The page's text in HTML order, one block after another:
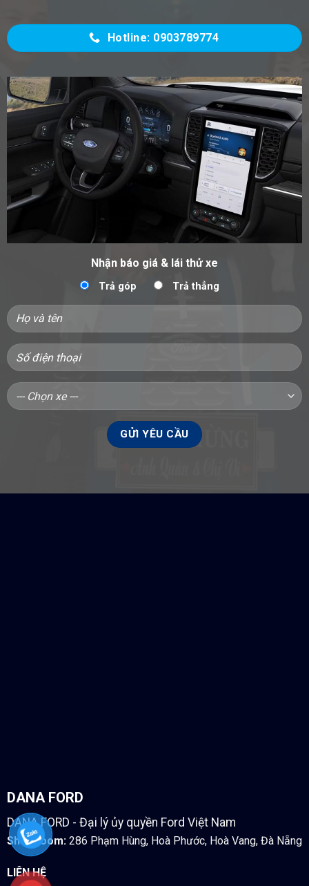
Hotline: 0903789774
Nhận báo giá & lái thử xe
Trả góp Trả thẳng
DANA FORD
DANA FORD - Đại lý ủy quyền Ford Việt Nam
Showroom: 286 Phạm Hùng, Hoà Phước, Hoà Vang, Đà Nẵng
LIÊN HỆ